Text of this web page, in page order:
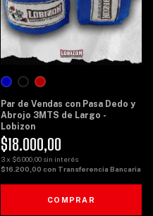
Par de Vendas con Pasa Dedo y
Abrojo 3MTS de Largo -
Lobizon
$18.000,00
3x $6.000,00 sin interés
$16.200,00 con Transferencia Bancaria
COMPRAR